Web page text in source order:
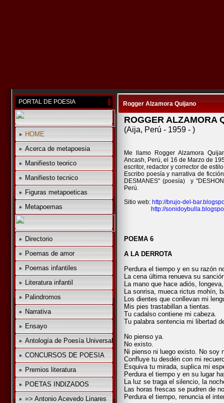
PORTAL DE POESIA
HOME
Acerca de metapoesia
Manifiesto teorico
Manifiesto tecnico
Figuras metapoeticas
Metapoemas
Directorio
Poemas de amor
Poemas infantiles
Literatura infantil
Palindromos
Narrativa
Ensayo
Antología de Poesía Universal
CONCURSOS DE POESIA
Premios literatura
POETAS INDIZADOS
=> Antonio Acevedo Linares
Rogger Alzamora Quijano
ROGGER ALZAMORA
(Aija, Perú - 1959 - )
Me llamo Rogger Alzamora
Ancash, Perú, el 16 de Marzo de
escritor, redactor y corrector de
Escribo poesía y narrativa de
DESMANES" (poesía) y
Perú.
Sitio web: http://brujo-del-
http://
POEMA 6
A LA DERROTA
Perdura el tiempo y en su razón
La cena última renueva su
La mano que hace adiós,
La sonrisa, mueca rictus mohín,
Los dientes que conllevan mi
Mis pies trastabillan a tientas.
Tu cadalso contiene mi cabeza.
Tu palabra sentencia mi libertad
No pienso ya.
No existo.
Ni pienso ni luego existo. No soy
Confluye tu desdén con mi
Esquiva tu mirada, suplica mi
Perdura el tiempo y en su lugar
La luz se traga el silencio, la
Las horas frescas se pudren de
Perdura el tiempo, renuncia el